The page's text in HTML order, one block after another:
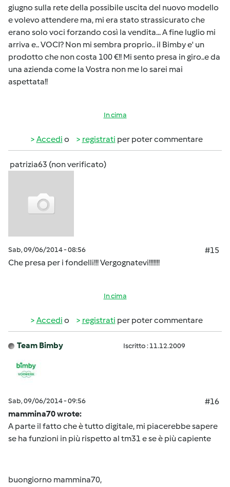
giugno sulla rete della possibile uscita del nuovo modello
e volevo attendere ma, mi era stato strassicurato che
erano solo voci forzando così la vendita... A fine luglio mi
arriva e.. VOCI? Non mi sembra proprio.. il Bimby e' un
prodotto che non costa 100 €!! Mi sento presa in giro..e da
una azienda come la Vostra non me lo sarei mai
aspettata!!
In cima
Accedi o registrati per poter commentare
patrizia63 (non verificato)
Sab, 09/06/2014 - 08:56
#15
Che presa per i fondelli!!! Vergognatevi!!!!!!!
In cima
Accedi o registrati per poter commentare
Team Bimby Iscritto : 11.12.2009
Sab, 09/06/2014 - 09:56
#16
mammina70 wrote:
A parte il fatto che è tutto digitale, mi piacerebbe sapere
se ha funzioni in più rispetto al tm31 e se è più capiente
buongiorno mammina70,